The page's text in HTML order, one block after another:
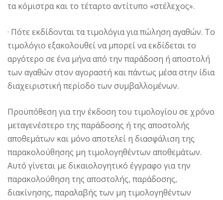
τα κόμιστρα και το τέταρτο αντίτυπο «στέλεχος».
· Πότε εκδίδονται τα τιμολόγια για πώληση αγαθών. Το
τιμολόγιο εξακολουθεί να μπορεί να εκδίδεται το
αργότερο σε ένα μήνα από την παράδοση ή αποστολή
των αγαθών στον αγοραστή και πάντως μέσα στην ίδια
διαχειριστική περίοδο των συμβαλλομένων.
Προϋπόθεση για την έκδοση του τιμολογίου σε χρόνο
μεταγενέστερο της παράδοσης ή της αποστολής
αποθεμάτων και μόνο αποτελεί η διασφάλιση της
παρακολούθησης μη τιμολογηθέντων αποθεμάτων.
Αυτό γίνεται με δικαιολογητικό έγγραφο για την
παρακολούθηση της αποστολής, παράδοσης,
διακίνησης, παραλαβής των μη τιμολογηθέντων